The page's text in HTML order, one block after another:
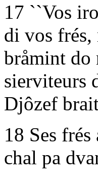
17 ``Vos
di vos
bråmint do
sierviteurs
Djôzef
18 Ses
chal pa